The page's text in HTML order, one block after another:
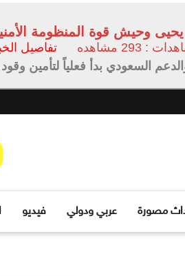
293 مشاهده تفاصيل
السعودي بدأ فعلياً لتأمين